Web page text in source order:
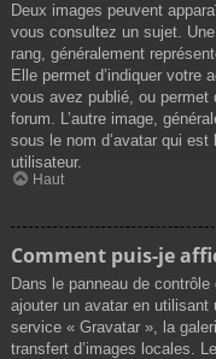
Deux images peuvent
vous consultez un sujet.
rang, généralement
Elle permet d’indiquer votre
vous avez publié, ou
forum. L’autre image,
sous le nom d’avatar qui
utilisateur.
Haut
Comment puis-je
Dans le panneau de
ajouter un avatar en
service « Gravatar », la
transfert d’images locales.